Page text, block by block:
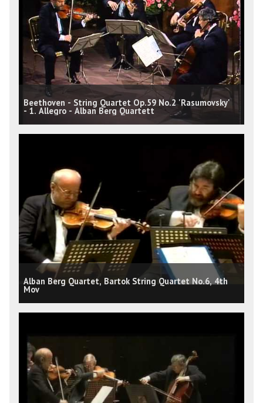
Beethoven - String Quartet Op.59 No.2 'Rasumovsky'
- 1. Allegro - Alban Berg Quartett
Alban Berg Quartet, Bartok String Quartet No.6, 4th
Mov